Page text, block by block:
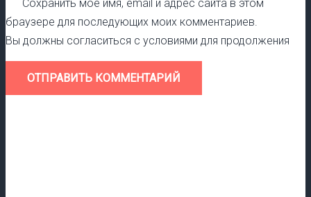
Сохранить моё имя, email и адрес сайта в этом
браузере для последующих моих комментариев.
Вы должны согласиться с условиями для продолжения
ОТПРАВИТЬ КОММЕНТАРИЙ